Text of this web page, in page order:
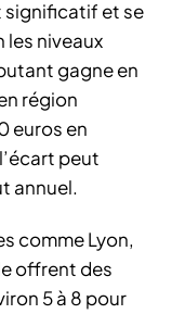
significatif et se
les niveaux
gagne en
région
euros en
peut
annuel.
comme Lyon,
offrent des
5 à 8 pour